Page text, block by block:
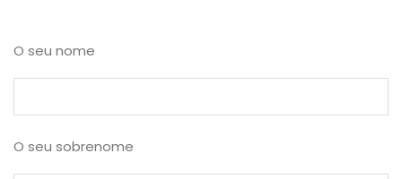
O seu nome
O seu sobrenome